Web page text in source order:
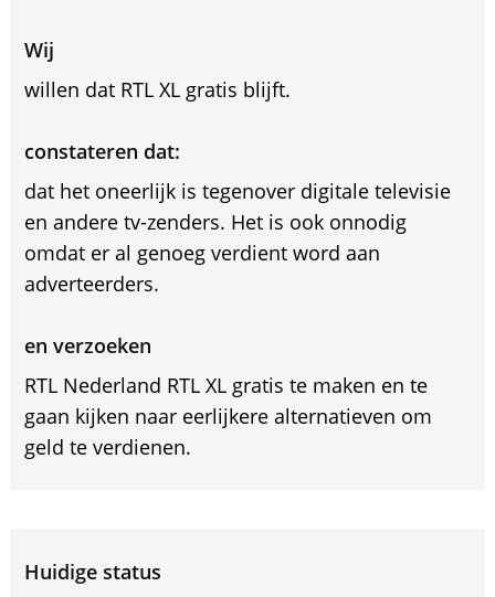
Wij
willen dat RTL XL gratis blijft.
constateren dat:
dat het oneerlijk is tegenover digitale televisie
en andere tv-zenders. Het is ook onnodig
omdat er al genoeg verdient word aan
adverteerders.
en verzoeken
RTL Nederland RTL XL gratis te maken en te
gaan kijken naar eerlijkere alternatieven om
geld te verdienen.
Huidige status